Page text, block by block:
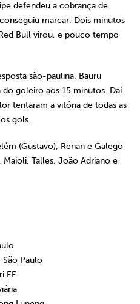
defendeu a cobrança de
marcar. Dois minutos
Bull virou, e pouco tempo
são-paulina. Bauru
goleiro aos 15 minutos. Daí
tentaram a vitória de todas as
gols.
(Gustavo), Renan e Galego
Maioli, Talles, João Adriano e
Paulo
EF